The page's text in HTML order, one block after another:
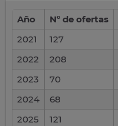
Año Nº de ofertas
2021
127
2022
208
2023
70
2024
68
2025
121